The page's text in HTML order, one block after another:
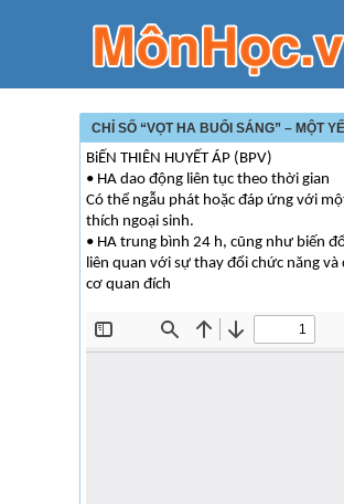
CHỈ SỐ “VỌT HA BUỔI SÁNG” – MỘT
BiẾN THIÊN HUYẾT ÁP (BPV)
• HA dao động liên tục theo thời gian
Có thể ngẫu phát hoặc đáp ứng với
thích ngoại sinh.
• HA trung bình 24 h, cũng như biến
liên quan với sự thay đổi chức năng và
cơ quan đích